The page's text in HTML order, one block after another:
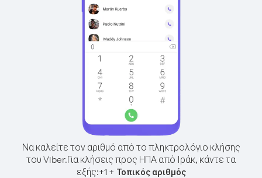
Να καλείτε τον αριθμό από το πληκτρολόγιο κλήσης
του Viber.Για κλήσεις προς ΗΠΑ από Ιράκ, κάντε τα
εξής:+1+ Τοπικός αριθμός